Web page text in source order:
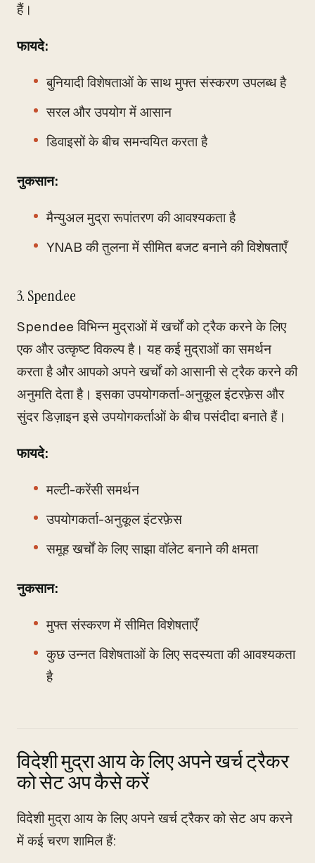
हैं।
फायदे:
बुनियादी विशेषताओं के साथ मुफ्त संस्करण उपलब्ध है
सरल और उपयोग में आसान
डिवाइसों के बीच समन्वयित करता है
नुकसान:
मैन्युअल मुद्रा रूपांतरण की आवश्यकता है
YNAB की तुलना में सीमित बजट बनाने की विशेषताएँ
3. Spendee
Spendee विभिन्न मुद्राओं में खर्चों को ट्रैक करने के लिए
एक और उत्कृष्ट विकल्प है। यह कई मुद्राओं का समर्थन
करता है और आपको अपने खर्चों को आसानी से ट्रैक करने की
अनुमति देता है। इसका उपयोगकर्ता-अनुकूल इंटरफ़ेस और
सुंदर डिज़ाइन इसे उपयोगकर्ताओं के बीच पसंदीदा बनाते हैं।
फायदे:
मल्टी-करेंसी समर्थन
उपयोगकर्ता-अनुकूल इंटरफ़ेस
समूह खर्चों के लिए साझा वॉलेट बनाने की क्षमता
नुकसान:
मुफ्त संस्करण में सीमित विशेषताएँ
कुछ उन्नत विशेषताओं के लिए सदस्यता की आवश्यकता
है
विदेशी मुद्रा आय के लिए अपने खर्च ट्रैकर
को सेट अप कैसे करें
विदेशी मुद्रा आय के लिए अपने खर्च ट्रैकर को सेट अप करने
में कई चरण शामिल हैं: